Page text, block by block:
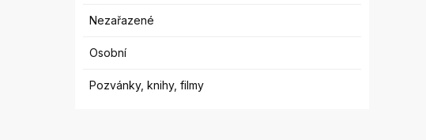
Nezařazené
Osobní
Pozvánky, knihy, filmy